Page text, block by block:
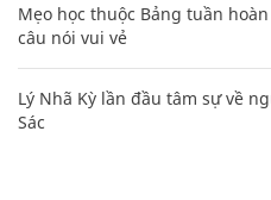
Mẹo học thuộc Bảng tuần
câu nói vui vẻ
Lý Nhã Kỳ lần đầu tâm sự về
Sác